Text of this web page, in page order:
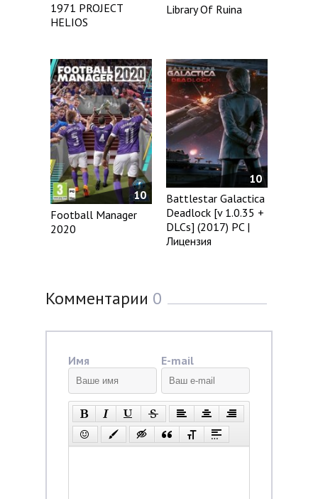
1971 PROJECT
HELIOS
Library Of Ruina
10
Football Manager
2020
10
Battlestar Galactica
Deadlock [v 1.0.35 +
DLCs] (2017) PC |
Лицензия
Комментарии 0
Имя E-mail